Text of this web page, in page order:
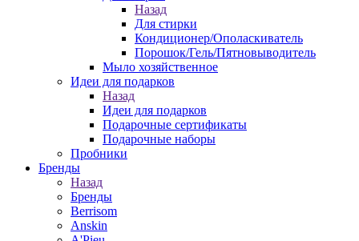
Назад
Для стирки
Кондиционер/Ополаскиватель
Порошок/Гель/Пятновыводитель
Мыло хозяйственное
Идеи для подарков
Назад
Идеи для подарков
Подарочные сертификаты
Подарочные наборы
Пробники
Бренды
Назад
Бренды
Berrisom
Anskin